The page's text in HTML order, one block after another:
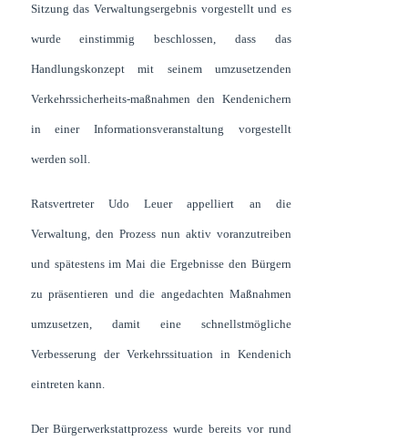
Sitzung das Verwaltungsergebnis vorgestellt und es
wurde einstimmig beschlossen, dass das
Handlungskonzept mit seinem umzusetzenden
Verkehrssicherheits-maßnahmen den Kendenichern
in einer Informationsveranstaltung vorgestellt
werden soll.
Ratsvertreter Udo Leuer appelliert an die
Verwaltung, den Prozess nun aktiv voranzutreiben
und spätestens im Mai die Ergebnisse den Bürgern
zu präsentieren und die angedachten Maßnahmen
umzusetzen, damit eine schnellstmögliche
Verbesserung der Verkehrssituation in Kendenich
eintreten kann.
Der Bürgerwerkstattprozess wurde bereits vor rund